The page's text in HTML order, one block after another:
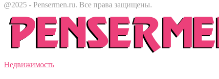
@2025 - Pensermen.ru. Все права защищены.
Недвижимость